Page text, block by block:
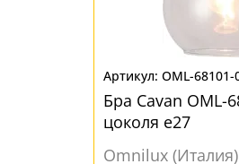
OML-68101-
Бра Cavan OML-
цоколя e27
Omnilux (Италия)